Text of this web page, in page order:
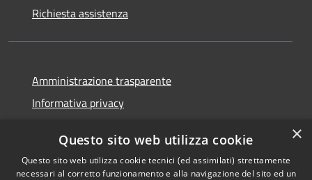
Richiesta assistenza
Amministrazione trasparente
Informativa privacy
Dichiarazione di accessibilità
×
Questo sito web utilizza cookie
Questo sito web utilizza cookie tecnici (ed assimilati) strettamente
necessari al corretto funzionamento e alla navigazione del sito ed un